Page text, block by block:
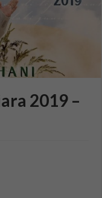
2019 –